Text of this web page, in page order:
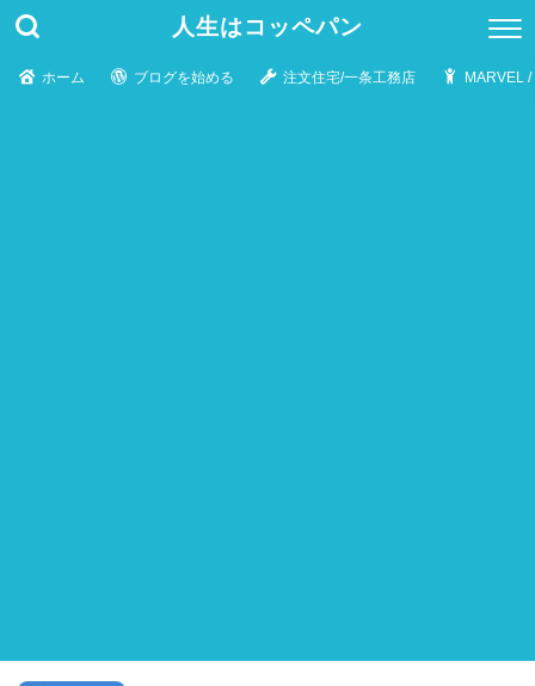
人生はコッペパン
ホーム ブログを始める 注文住宅/一条工務店 MARVEL